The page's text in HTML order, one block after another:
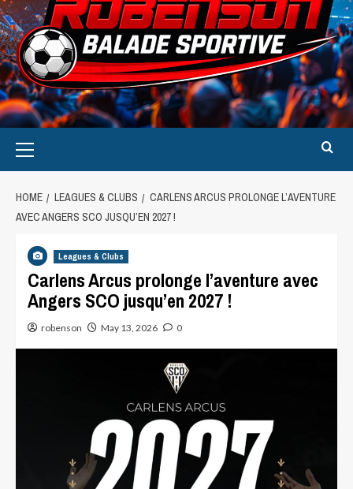
HOME LEAGUES & CLUBS
CARLENS ARCUS PROLONGE L’AVENTURE
AVEC ANGERS SCO JUSQU’EN 2027 !
Leagues & Clubs
Carlens Arcus prolonge l’aventure avec
Angers SCO jusqu’en 2027 !
robenson May 13, 2026 0